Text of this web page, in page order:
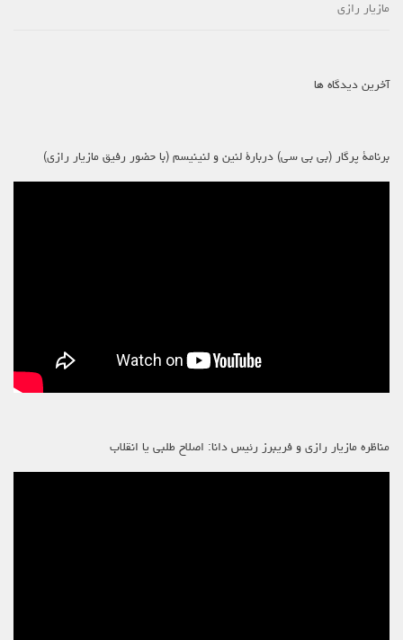
مازیار رازی
آخرین دیدگاه ها
برنامۀ پرگار (بی بی سی) دربارۀ لنین و لنینیسم (با حضور رفیق مازیار رازی)
مناظره مازیار رازی و فریبرز رئیس دانا: اصلاح طلبی یا انقلاب